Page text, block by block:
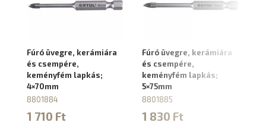
Fúró üvegre, kerámiára
és csempére,
keményfém lapkás;
4×70mm
8801884
1 710 Ft
Fúró üvegre, kerámiára
és csempére,
keményfém lapkás;
5×75mm
8801885
1 830 Ft